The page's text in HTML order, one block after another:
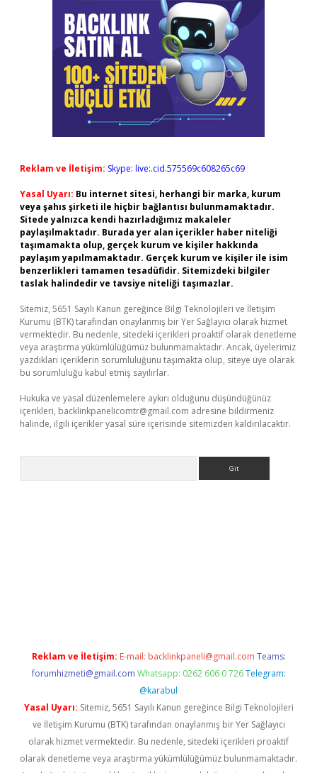
Reklam ve İletişim: Skype: live:.cid.575569c608265c69
Yasal Uyarı: Bu internet sitesi, herhangi bir marka, kurum
veya şahıs şirketi ile hiçbir bağlantısı bulunmamaktadır.
Sitede yalnızca kendi hazırladığımız makaleler
paylaşılmaktadır. Burada yer alan içerikler haber niteliği
taşımamakta olup, gerçek kurum ve kişiler hakkında
paylaşım yapılmamaktadır. Gerçek kurum ve kişiler ile isim
benzerlikleri tamamen tesadüfidir. Sitemizdeki bilgiler
taslak halindedir ve tavsiye niteliği taşımazlar.
Sitemiz, 5651 Sayılı Kanun gereğince Bilgi Teknolojileri ve İletişim
Kurumu (BTK) tarafından onaylanmış bir Yer Sağlayıcı olarak hizmet
vermektedir. Bu nedenle, sitedeki içerikleri proaktif olarak denetleme
veya araştırma yükümlülüğümüz bulunmamaktadır. Ancak, üyelerimiz
yazdıkları içeriklerin sorumluluğunu taşımakta olup, siteye üye olarak
bu sorumluluğu kabul etmiş sayılırlar.
Hukuka ve yasal düzenlemelere aykırı olduğunu düşündüğünüz
içerikleri, backlinkpanelicomtr@gmail.com adresine bildirmeniz
halinde, ilgili içerikler yasal süre içerisinde sitemizden kaldırılacaktır.
Reklam ve İletişim: E-mail: backlinkpaneli@gmail.com Teams:
forumhizmeti@gmail.com Whatsapp: 0262 606 0 726 Telegram:
@karabul
Yasal Uyarı: Sitemiz, 5651 Sayılı Kanun gereğince Bilgi Teknolojileri
ve İletişim Kurumu (BTK) tarafından onaylanmış bir Yer Sağlayıcı
olarak hizmet vermektedir. Bu nedenle, sitedeki içerikleri proaktif
olarak denetleme veya araştırma yükümlülüğümüz bulunmamaktadır.